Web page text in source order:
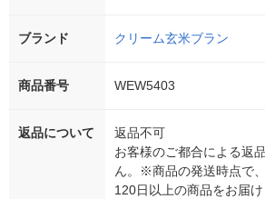
ブランド クリーム玄米ブラン
商品番号 WEW5403
返品について
返品不可
お客様のご都合による返
ん。※商品の発送時点で
120日以上の商品をお届